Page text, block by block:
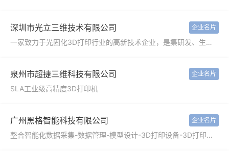
企业名片
深圳市光立三维技术有限公司
一家致力于光固化3D打印行业的高新技术企业，是集研发、生产、销售于一体的光固化3D打印机领域的专业设备供应商。
企业名片
泉州市超捷三维科技有限公司
SLA工业级高精度3D打印机
企业名片
广州黑格智能科技有限公司
整合智能化数据采集-数据管理-模型设计-3D打印设备-3D打印材料及后处理等完整流程,目前解决方案已覆盖齿科，消费类电子，骨科/康复科，工业，文创等领域。